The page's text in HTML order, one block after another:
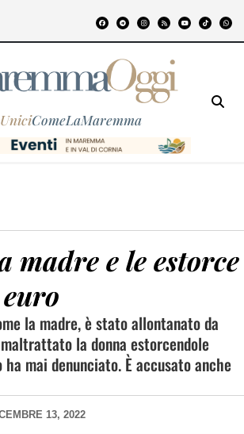
UniciComeLaMaremma
madre e le estorce
la madre, è stato allontanato da
la donna estorcendole
mai denunciato. È accusato anche
13, 2022